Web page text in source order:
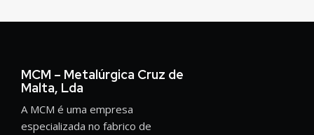
MCM – Metalúrgica Cruz de
Malta, Lda
A MCM é uma empresa
especializada no fabrico de